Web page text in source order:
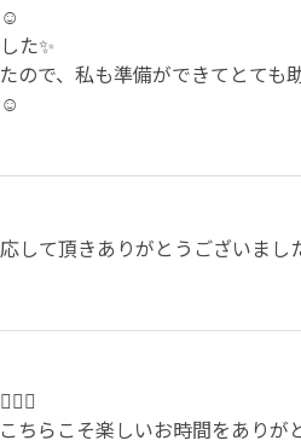
た✨
ので、私も準備ができてとても
して頂きありがとうございまし
ちらこそ楽しいお時間をありが